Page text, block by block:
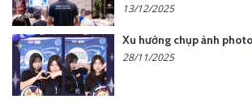
13/12/2025
28/11/2025